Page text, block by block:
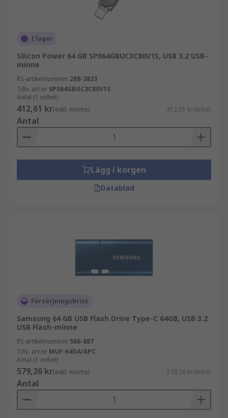
I lager
Silicon Power 64 GB SP064GBUC3C80V1S, USB 3.2 USB-
minne
RS-artikelnummer 288-3823
Tillv. art.nr SP064GBUC3C80V1S
Antal (1 enhet)
412,61 kr(exkl. moms) 412,61 kr/enhet
Antal
Lägg i korgen
Datablad
Försörjningsbrist
Samsung 64 GB USB Flash Drive Type-C 64GB, USB 3.2
USB Flash-minne
RS-artikelnummer 566-887
Tillv. art.nr MUF-64DA/APC
Antal (1 enhet)
579,26 kr(exkl. moms) 579,26 kr/enhet
Antal